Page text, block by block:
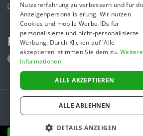
Support Center
Folge uns
Secure payments
Spendenaktion ist eine Initiative von
Nutzererfahrung zu verbessern und für
Anzeigenpersonalisierung. Wir nutzen
Cookies und mobile Werbe-IDs für
personalisierte und nicht-personalisierte
Werbung. Durch Klicken auf 'Alle
akzeptieren' stimmen Sie dem zu. Weitere
Informationen
ALLE AKZEPTIEREN
ALLE ABLEHNEN
DETAILS ANZEIGEN